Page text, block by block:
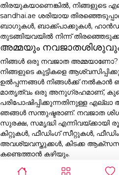
തിരയുകയാണെങ്കിൽ, നിങ്ങളുടെ
sandhai.ae ശരിയായ
ബാഗുകൾ, ബാക്ക്പാക്കുകൾ,
തുടങ്ങിയവയിൽ നിന്ന്
അമ്മയും
നിങ്ങൾ ഒരു നവജാത
നിങ്ങളുടെ കുട്ടികളെ
ഉൽപ്പന്നങ്ങൾ നിങ്ങൾക്ക്
മാതൃത്വം ഒരു അനുഗ്രഹമാണ്,
പരിപോഷിപ്പിക്കുന്നതിനുള്ള
ഞങ്ങൾ സന്തുഷ്ടരാണ്. നവജാത
സുരക്ഷ, സമൃദ്ധി എന്നിവയ്ക്കായി
കിറ്റുകൾ, ഫീഡിംഗ് സീറ്റുകൾ,
അവശ്യവസ്തുക്കൾ, കിടക്ക
കണ്ടെത്താൻ കഴിയും.